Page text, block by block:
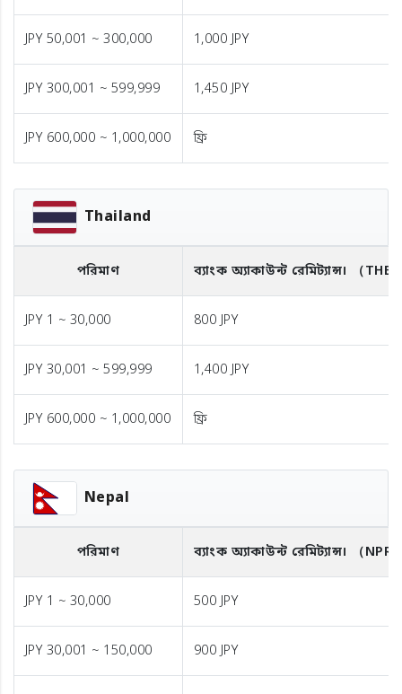
JPY 50,001 ~ 300,000 1,000 JPY
JPY 300,001 ~ 599,999 1,450 JPY
JPY 600,000 ~ 1,000,000 ফ্রি
Thailand
পরিমাণ ব্যাংক অ্যাকাউন্ট রেমিট্যান্স। （THB
JPY 1 ~ 30,000 800 JPY
JPY 30,001 ~ 599,999 1,400 JPY
JPY 600,000 ~ 1,000,000 ফ্রি
Nepal
পরিমাণ ব্যাংক অ্যাকাউন্ট রেমিট্যান্স। （NPR
JPY 1 ~ 30,000 500 JPY
JPY 30,001 ~ 150,000 900 JPY